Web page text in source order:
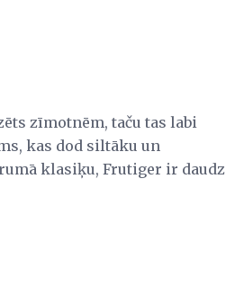
zīmotnēm, taču tas labi
kas dod siltāku un
klasiķu, Frutiger ir daudz